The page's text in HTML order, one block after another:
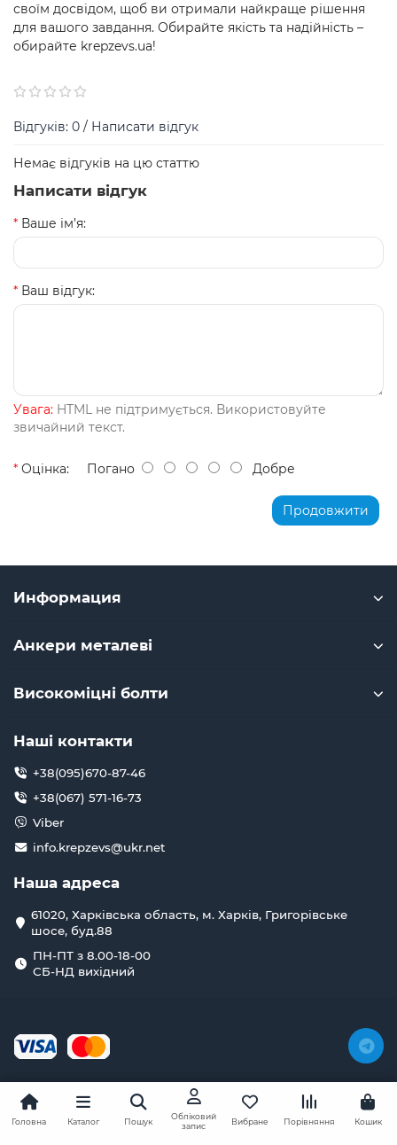
своїм досвідом, щоб ви отримали найкраще рішення
для вашого завдання. Обирайте якість та надійність –
обирайте krepzevs.ua!
Відгуків: 0 / Написати відгук
Немає відгуків на цю статтю
Написати відгук
Ваше ім’я:
Ваш відгук:
Увага: HTML не підтримується. Використовуйте
звичайний текст.
Оцінка: Погано Добре
Продовжити
Информация
Анкери металеві
Високоміцні болти
Наші контакти
+38(095)670-87-46
+38(067) 571-16-73
Viber
info.krepzevs@ukr.net
Наша адреса
61020, Харківська область, м. Харків, Григорівське
шосе, буд.88
ПН-ПТ з 8.00-18-00
СБ-НД вихідний
Головна Каталог Пошук
Обліковий
запис
Вибране Порівняння Кошик